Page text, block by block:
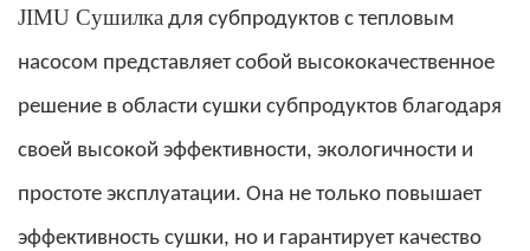
JIMU Сушилка для субпродуктов с тепловым
насосом представляет собой высококачественное
решение в области сушки субпродуктов благодаря
своей высокой эффективности, экологичности и
простоте эксплуатации. Она не только повышает
эффективность сушки, но и гарантирует качество